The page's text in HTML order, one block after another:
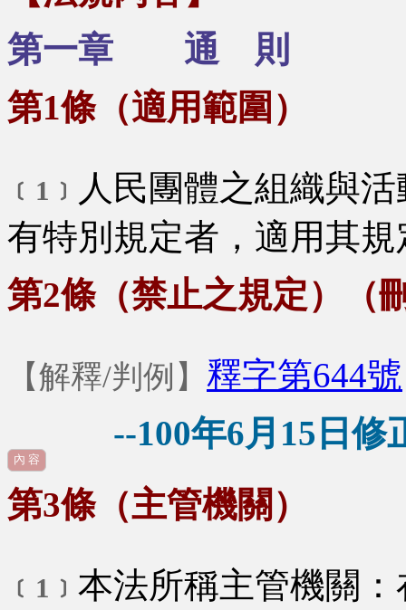
第一章 通 則
第1條（適用範圍）
﹝1﹞ 人民團體之組織與
有特別規定者，適用其規
第2條（禁止之規定）（
【解釋/判例】 釋字第644號
--100年6月15日修
內 容
第3條（主管機關）
﹝1﹞ 本法所稱主管機關